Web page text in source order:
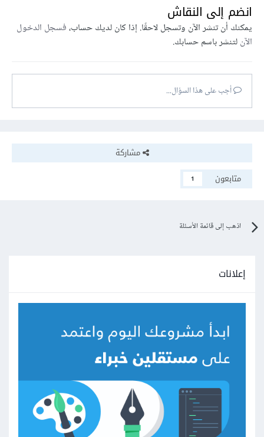
انضم إلى النقاش
يمكنك أن تنشر الآن وتسجل لاحقًا. إذا كان لديك حساب،فسجل الدخول
الآنلتنشر باسم حسابك.
أجب على هذا السؤال...
مشاركة
متابعون
1
اذهب إلى قائمة الأسئلة
إعلانات